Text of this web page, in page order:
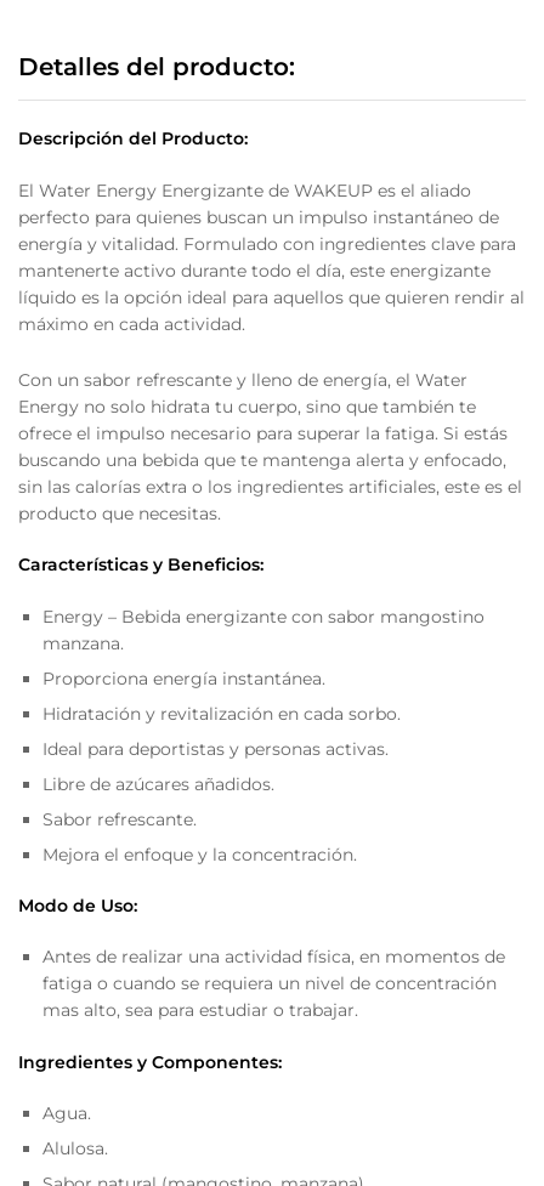
Detalles del producto:
Descripción del Producto:
El Water Energy Energizante de WAKEUP es el aliado
perfecto para quienes buscan un impulso instantáneo de
energía y vitalidad. Formulado con ingredientes clave para
mantenerte activo durante todo el día, este energizante
líquido es la opción ideal para aquellos que quieren rendir al
máximo en cada actividad.
Con un sabor refrescante y lleno de energía, el Water
Energy no solo hidrata tu cuerpo, sino que también te
ofrece el impulso necesario para superar la fatiga. Si estás
buscando una bebida que te mantenga alerta y enfocado,
sin las calorías extra o los ingredientes artificiales, este es el
producto que necesitas.
Características y Beneficios:
Energy – Bebida energizante con sabor mangostino
manzana.
Proporciona energía instantánea.
Hidratación y revitalización en cada sorbo.
Ideal para deportistas y personas activas.
Libre de azúcares añadidos.
Sabor refrescante.
Mejora el enfoque y la concentración.
Modo de Uso:
Antes de realizar una actividad física, en momentos de
fatiga o cuando se requiera un nivel de concentración
mas alto, sea para estudiar o trabajar.
Ingredientes y Componentes:
Agua.
Alulosa.